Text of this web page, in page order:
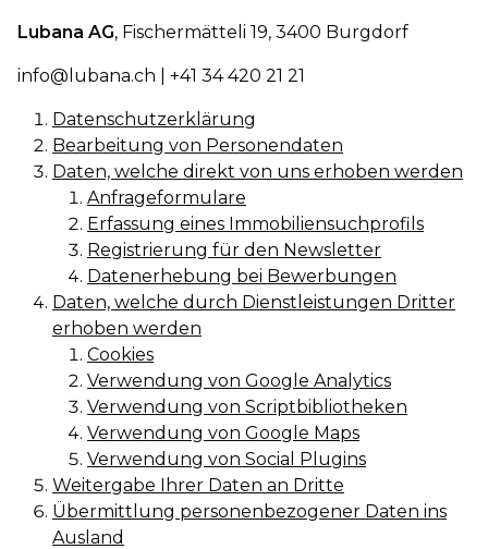
Lubana AG, Fischermätteli 19, 3400 Burgdorf
info@lubana.ch | +41 34 420 21 21
Datenschutzerklärung
Bearbeitung von Personendaten
Daten, welche direkt von uns erhoben werden
Anfrageformulare
Erfassung eines Immobiliensuchprofils
Registrierung für den Newsletter
Datenerhebung bei Bewerbungen
Daten, welche durch Dienstleistungen Dritter
erhoben werden
Cookies
Verwendung von Google Analytics
Verwendung von Scriptbibliotheken
Verwendung von Google Maps
Verwendung von Social Plugins
Weitergabe Ihrer Daten an Dritte
Übermittlung personenbezogener Daten ins
Ausland